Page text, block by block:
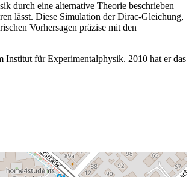
durch eine alternative Theorie beschrieben
lässt. Diese Simulation der Dirac-Gleichung,
Vorhersagen präzise mit den
für Experimentalphysik. 2010 hat er das